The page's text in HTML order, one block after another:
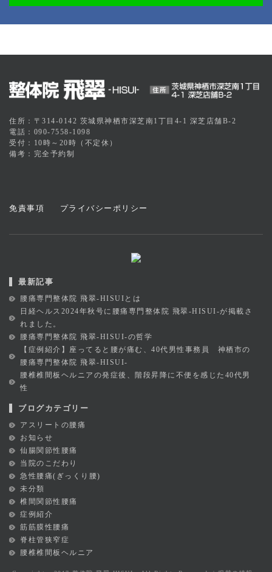
住所：〒314-0142 茨城県神栖市深芝南1丁目4-1 深芝店舗B-2
電話：090-7558-1098
受付：10時～20時（不定休）
備考：完全予約制
免責事項 プライバシーポリシー
最新記事
腰痛専門整体院 飛翠-HISUIとは
日経ヘルス2024年秋号に腰痛専門整体院 飛翠-HISUI-が掲載さ
れました。
腰痛専門整体院 飛翠-HISUI-の哲学
【症例紹介】座ってると腰が痛む、40代男性事務員 神栖市の
腰痛専門整体院 飛翠-HISUI-
腰椎椎間板ヘルニアの発症後、階段昇降に不便を感じた40代男
性
ブログカテゴリー
アスリートの腰痛
お知らせ
仙腸関節性腰痛
当院のこだわり
急性腰痛(ぎっくり腰)
未分類
椎間関節性腰痛
症例紹介
筋筋膜性腰痛
脊柱管狭窄症
腰椎椎間板ヘルニア